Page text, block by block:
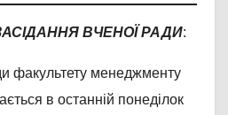
ВЧЕНОЇ РАДИ:
факультету менеджменту
в останній понеділок